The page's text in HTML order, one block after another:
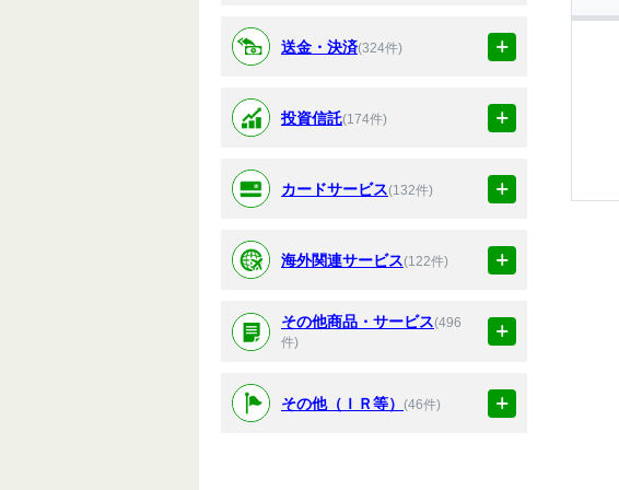
送金・決済(324件)
投資信託(174件)
カードサービス(132件)
海外関連サービス(122件)
その他商品・サービス(496
件)
その他（ＩＲ等） (46件)